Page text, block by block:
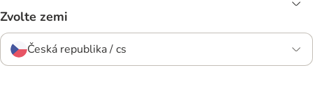
Zvolte zemi
Česká republika / cs